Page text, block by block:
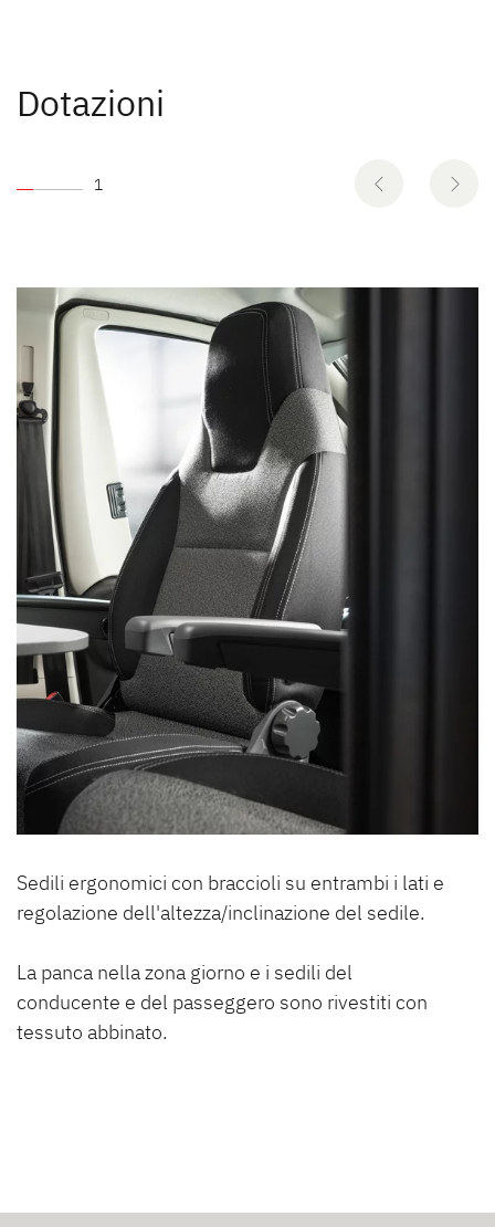
Dotazioni
1
Sedili ergonomici con braccioli su entrambi i lati e
regolazione dell'altezza/inclinazione del sedile.
La panca nella zona giorno e i sedili del
conducente e del passeggero sono rivestiti con
tessuto abbinato.